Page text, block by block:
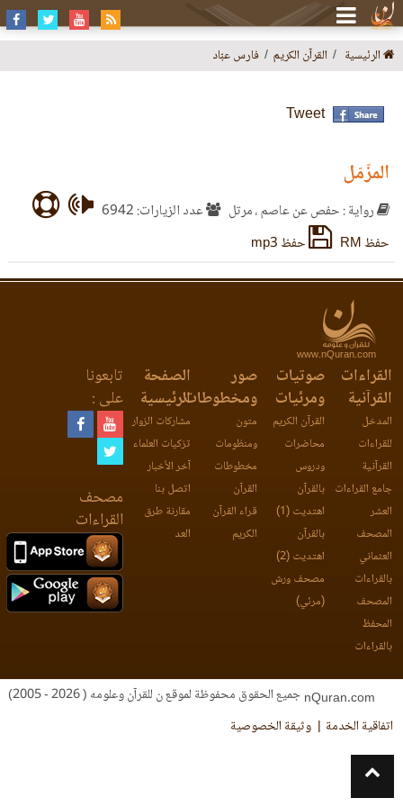
الرئيسية القرآن الكريم فارس عبّاد
Tweet
المزّمّل
رواية : حفص عن عاصم ، مرتل
عدد الزيارات: 6942
حفظ RM
حفظ mp3
www.nQuran.com
القراءات
القرآنية
المدخل
للقراءات
القرآنية
جامع القراءات
العشر
المصحف
العثماني
بالقراءات
المصحف
المحفظ
بالقراءات
صوتيات
ومرئيات
القرآن الكريم
محاضرات
ودروس
بالقرآن
اهتديت (1)
بالقرآن
اهتديت (2)
مصحف ورش
(مرئي)
صور
ومخطوطات
متون
ومنظومات
مخطوطات
القرآن
قراء القرآن
الكريم
الصفحة
الرئيسية
مشاركات الزوار
تزكيات العلماء
آخر الأخبار
اتصل بنا
مقارنة طرق
العد
تابعونا
على :
مصحف
القراءات
جميع الحقوق محفوظة لموقع ن للقرآن وعلومه ( 2026 - 2005)
اتفاقية الخدمة
وثيقة الخصوصية